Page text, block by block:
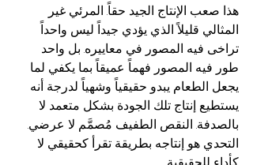
هذا صعب الإنتاج الجيد حقاً. المرئي غير
المثالي قليلاً الذي يؤدي جيداً ليس واحداً
تراخى فيه المصور في معاييره. بل واحد
طور فيه المصور فهماً عميقاً بما يكفي لما
يجعل الطعام يبدو حقيقياً وشهياً لدرجة أنه
يستطيع إنتاج تلك الجودة بشكل متعمد لا
بالصدفة. النقص الطفيف مُصمَّم لا عرضي.
التحدي هو إنتاجه بطريقة تقرأ كحقيقي لا